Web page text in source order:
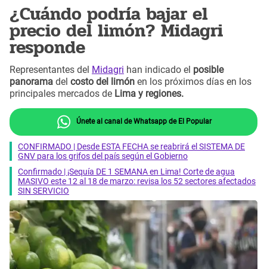
¿Cuándo podría bajar el
precio del limón? Midagri
responde
Representantes del Midagri han indicado el posible
panorama del costo del limón en los próximos días en los
principales mercados de Lima y regiones.
Únete al canal de Whatsapp de El Popular
CONFIRMADO | Desde ESTA FECHA se reabrirá el SISTEMA DE
GNV para los grifos del país según el Gobierno
Confirmado | ¡Sequía DE 1 SEMANA en Lima! Corte de agua
MASIVO este 12 al 18 de marzo: revisa los 52 sectores afectados
SIN SERVICIO